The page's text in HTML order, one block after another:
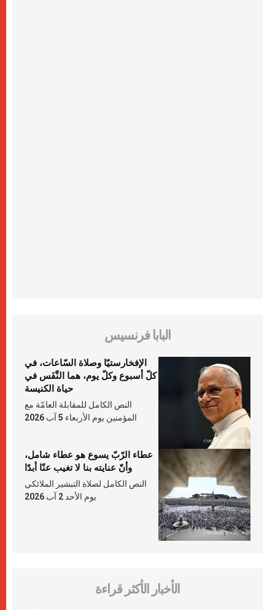
البابا فرنسيس
الإفخارستيّا وصلاة السّاعات، في
كلّ أسبوع وكلّ يوم، هما النَّفَس في
حياة الكنيسة
النص الكامل للمقابلة العامّة مع
المؤمنين يوم الأربعاء 5 آب 2026
عطاء الرّبّ يسوع هو عطاء شامل،
وأنّ عنايته بنا لا تغيب عنّا أبدًا
النص الكامل لصلاة التبشير الملائكي
يوم الأحد 2 آب 2026
الأخبار الأكثر قراءة